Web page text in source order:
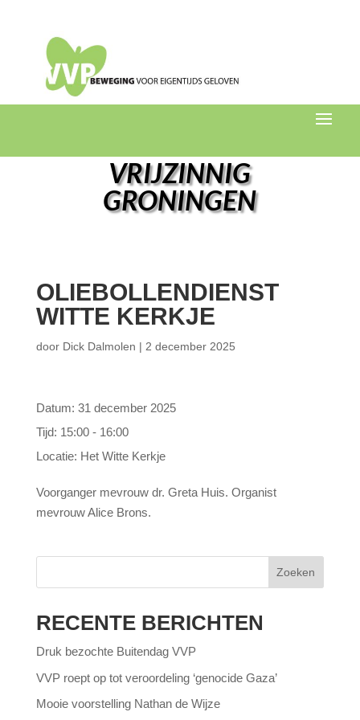
VRIJZINNIG
GRONINGEN
OLIEBOLLENDIENST
WITTE KERKJE
door Dick Dalmolen | 2 december 2025
Datum: 31 december 2025
Tijd: 15:00 - 16:00
Locatie: Het Witte Kerkje
Voorganger mevrouw dr. Greta Huis. Organist
mevrouw Alice Brons.
Zoeken
RECENTE BERICHTEN
Druk bezochte Buitendag VVP
VVP roept op tot veroordeling ‘genocide Gaza’
Mooie voorstelling Nathan de Wijze